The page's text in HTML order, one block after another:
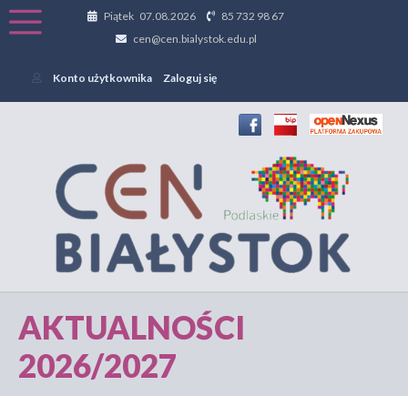
Piątek 07.08.2026
85 732 98 67
cen@cen.bialystok.edu.pl
Konto użytkownika Zaloguj się
AKTUALNOŚCI
2026/2027